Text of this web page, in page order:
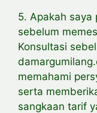
5. Apakah saya
sebelum
Konsultasi
memahami
serta
sangkaan tarif